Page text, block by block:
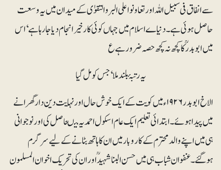
سے انفاق فی سبیل اللہ اور تعاونوا علی البر والتقوٰی کے میدان میں یہ وسعت
حاصل ہوئی ہے۔ دنیاے اسلام میں جہاں کوئی کارخیر انجام دیا جا رہا ہے‘ اس
میں ابوبدرؒ کا کچھ نہ کچھ حصہ ضرور ہے ع
یہ رتبۂ بلند ملا‘ جس کو مل گیا
الاخ ابوبدر ۱۹۲۶ء میں کویت کے ایک خوش حال اور نہایت دین دار گھرانے
میں پیداہوئے۔ ابتدائی تعلیم ایک عام اسکول احمدیہ میںحاصل کی اور نوجوانی
ہی میں اپنے والد محترم کے کاروبار میں ان کا ہاتھ بٹانے کے لیے سرگرم
ہوگئے۔ عنفوان شباب ہی میں حسن البناشہیدؒاور ان کی تحریک اخوان المسلمون